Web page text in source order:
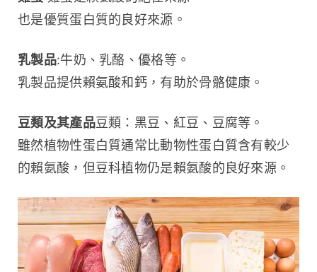
也是優質蛋白質的良好來源。
乳製品:牛奶、乳酪、優格等。
乳製品提供賴氨酸和鈣，有助於骨骼健康。
豆類及其產品豆類：黑豆、紅豆、豆腐等。
雖然植物性蛋白質通常比動物性蛋白質含有較少
的賴氨酸，但豆科植物仍是賴氨酸的良好來源。